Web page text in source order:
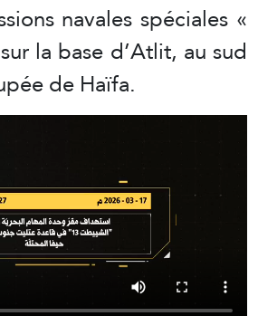
navales spéciales «
la base d’Atlit, au sud
de Haïfa.